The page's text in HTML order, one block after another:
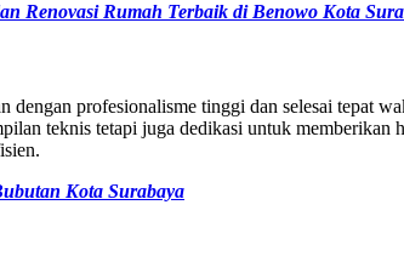
Renovasi Rumah Terbaik di Benowo Kota
profesionalisme tinggi dan selesai tepat
teknis tetapi juga dedikasi untuk memberikan
Kota Surabaya